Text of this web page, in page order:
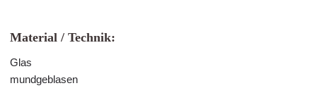
Material / Technik:
Glas
mundgeblasen